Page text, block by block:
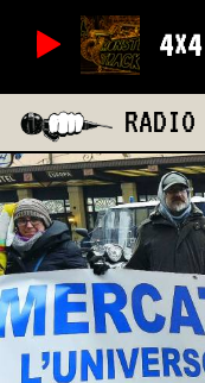
4×4
RADIO